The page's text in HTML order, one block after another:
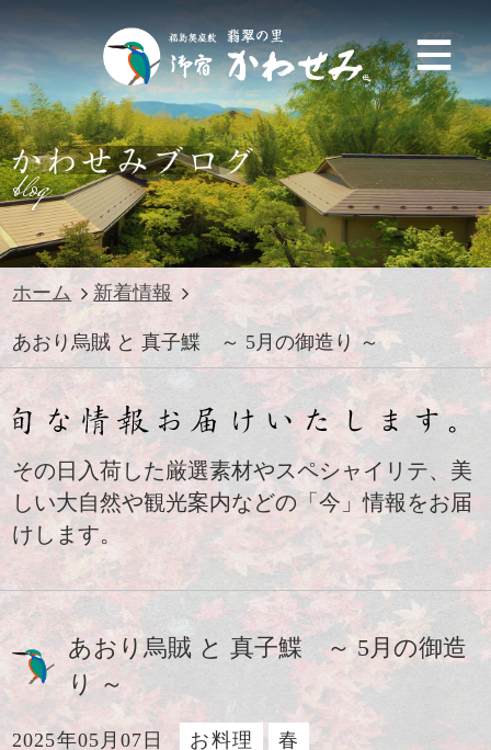
blog
ホーム 新着情報
あおり烏賊 と 真子鰈 ～ 5月の御造り ～
その日入荷した厳選素材やスペシャイリテ、美
しい大自然や観光案内などの「今」情報をお届
けします。
あおり烏賊 と 真子鰈 ～ 5月の御造
り ～
2025年05月07日 お料理 春